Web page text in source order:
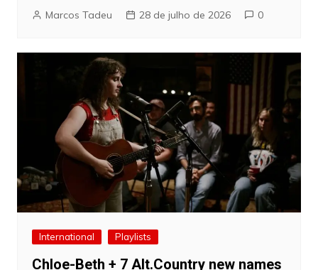
Marcos Tadeu 28 de julho de 2026 0
International Playlists
Chloe-Beth + 7 Alt.Country new names